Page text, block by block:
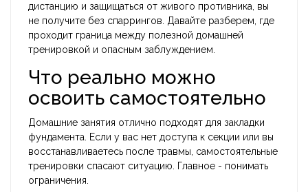
дистанцию и защищаться от живого противника, вы
не получите без спаррингов. Давайте разберем, где
проходит граница между полезной домашней
тренировкой и опасным заблуждением.
Что реально можно
освоить самостоятельно
Домашние занятия отлично подходят для закладки
фундамента. Если у вас нет доступа к секции или вы
восстанавливаетесь после травмы, самостоятельные
тренировки спасают ситуацию. Главное - понимать
ограничения.